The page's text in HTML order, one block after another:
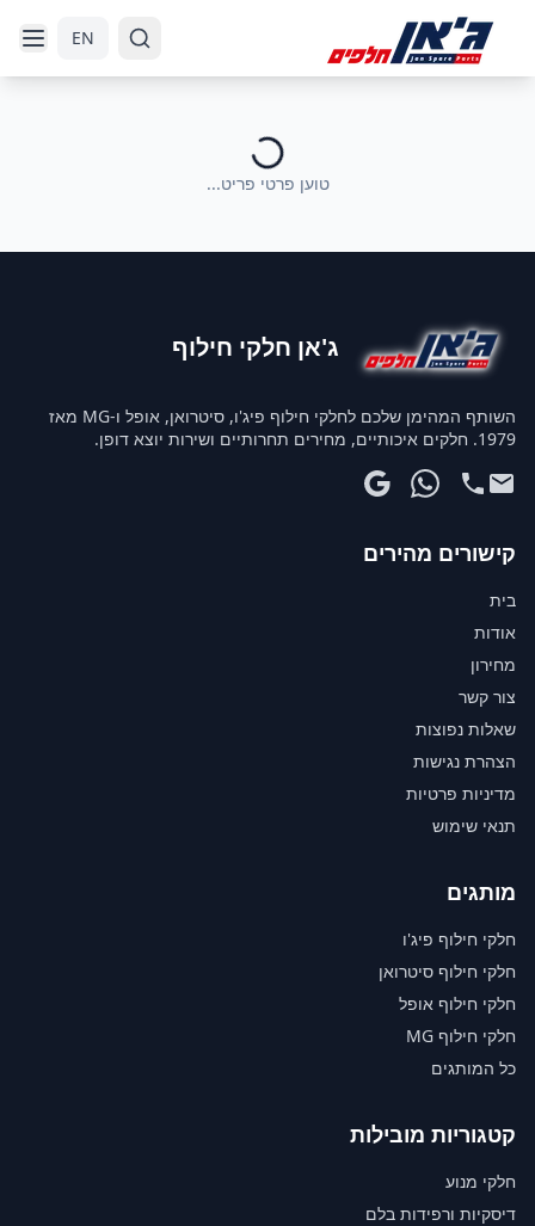
EN
טוען פרטי פריט...
ג'אן חלקי חילוף
השותף המהימן שלכם לחלקי חילוף פיג'ו, סיטרואן, אופל ו-MG מאז
1979. חלקים איכותיים, מחירים תחרותיים ושירות יוצא דופן.
קישורים מהירים
בית
אודות
מחירון
צור קשר
שאלות נפוצות
הצהרת נגישות
מדיניות פרטיות
תנאי שימוש
מותגים
חלקי חילוף פיג'ו
חלקי חילוף סיטרואן
חלקי חילוף אופל
חלקי חילוף MG
כל המותגים
קטגוריות מובילות
חלקי מנוע
דיסקיות ורפידות בלם